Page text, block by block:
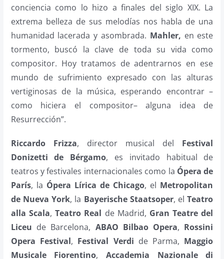
conciencia como lo hizo a finales del siglo XIX. La
extrema belleza de sus melodías nos habla de una
humanidad lacerada y asombrada. Mahler, en este
tormento, buscó la clave de toda su vida como
compositor. Hoy tratamos de adentrarnos en ese
mundo de sufrimiento expresado con las alturas
vertiginosas de la música, esperando encontrar –
como hiciera el compositor– alguna idea de
Resurrección”.
Riccardo Frizza, director musical del Festival
Donizetti de Bérgamo, es invitado habitual de
teatros y festivales internacionales como la Ópera de
París, la Ópera Lírica de Chicago, el Metropolitan
de Nueva York, la Bayerische Staatsoper, elTeatro
alla Scala,Teatro Real de Madrid, Gran Teatre del
Liceu de Barcelona, ABAO Bilbao Opera, Rossini
Opera Festival, Festival Verdi de Parma, Maggio
Musicale Fiorentino,Accademia Nazionale di